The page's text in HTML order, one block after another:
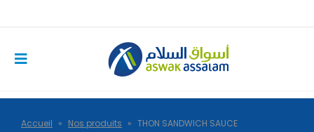
Accueil » Nos produits » THON SANDWICH SAUCE